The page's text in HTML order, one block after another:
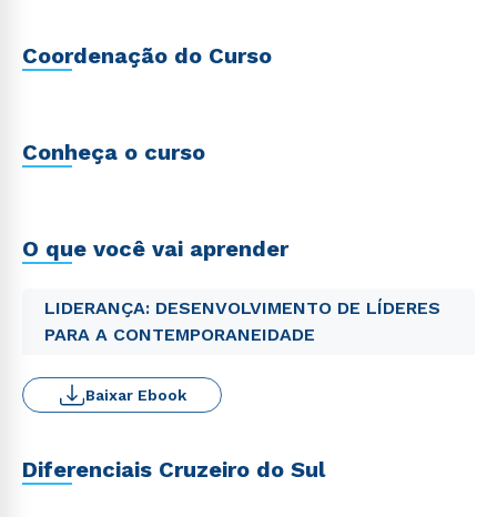
Coordenação do Curso
Conheça o curso
O que você vai aprender
LIDERANÇA: DESENVOLVIMENTO DE LÍDERES
PARA A CONTEMPORANEIDADE
Baixar Ebook
Diferenciais Cruzeiro do Sul